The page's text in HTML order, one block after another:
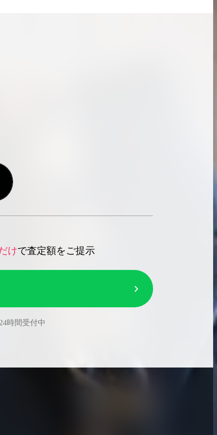
けで査定額をご提示
時間受付中